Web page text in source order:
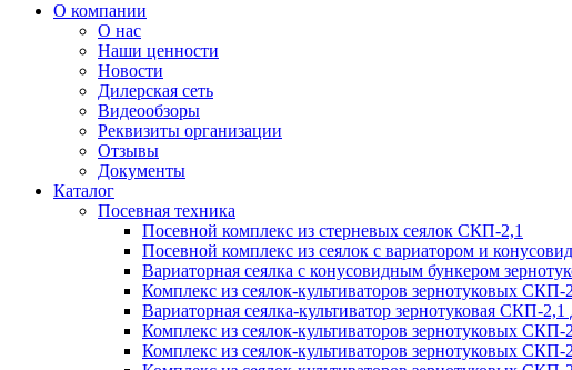
О компании
О нас
Наши ценности
Новости
Дилерская сеть
Видеообзоры
Реквизиты организации
Отзывы
Документы
Каталог
Посевная техника
Посевной комплекс из стерневых сеялок СКП-2,1
Посевной комплекс из сеялок с вариатором и
Вариаторная сеялка с конусовидным бункером
Комплекс из сеялок-культиваторов зернотуковых
Вариаторная сеялка-культиватор зернотуковая СКП-
Комплекс из сеялок-культиваторов зернотуковых СКП-
Комплекс из сеялок-культиваторов зернотуковых